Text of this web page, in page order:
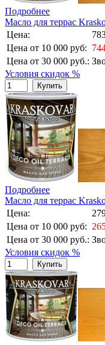
Подробнее
Масло для террас
Цена:
Цена от 10 000 руб:
Цена от 30 000 руб.:
Условия скидок %
Купить
Подробнее
Масло для террас
Цена:
Цена от 10 000 руб:
Цена от 30 000 руб.:
Условия скидок %
Купить